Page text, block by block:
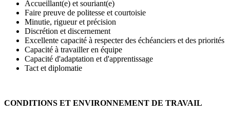
Accueillant(e) et souriant(e)
Faire preuve de politesse et courtoisie
Minutie, rigueur et précision
Discrétion et discernement
Excellente capacité à respecter des échéanciers et des priorités
Capacité à travailler en équipe
Capacité d'adaptation et d'apprentissage
Tact et diplomatie
CONDITIONS ET ENVIRONNEMENT DE TRAVAIL